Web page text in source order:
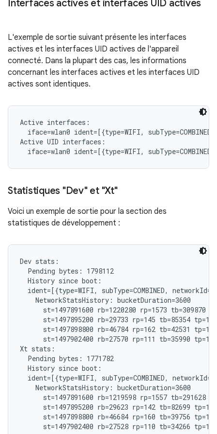
Interfaces actives et interfaces UID actives
L'exemple de sortie suivant présente les interfaces
actives et les interfaces UID actives de l'appareil
connecté. Dans la plupart des cas, les informations
concernant les interfaces actives et les interfaces UID
actives sont identiques.
Active interfaces:
iface=wlan0 ident=[{type=WIFI,
Active UID interfaces:
Statistiques "Dev" et "Xt"
Voici un exemple de sortie pour la section des
statistiques de développement :
Dev stats:
  Pending bytes: 1798112
  History since boot:
ident=[{type=WIFI, subType=COMBINED,
    NetworkStatsHistory: bucketDuration=3600
st=1497891600 rb=1220280 rp=1573 tb=309870
st=1497895200 rb=29733 rp=145 tb=85354
st=1497898800 rb=46784 rp=162 tb=42531
st=1497902400 rb=27570 rp=111 tb=35990
Xt stats:
  Pending bytes: 1771782
  History since boot:
ident=[{type=WIFI, subType=COMBINED,
    NetworkStatsHistory: bucketDuration=3600
st=1497891600 rb=1219598 rp=1557 tb=291628
st=1497895200 rb=29623 rp=142 tb=82699
st=1497898800 rb=46684 rp=160 tb=39756